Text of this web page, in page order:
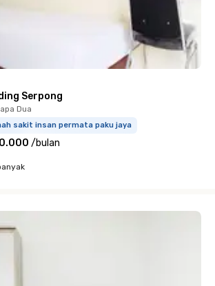
Serpong
Dua
sakit insan permata paku jaya
/bulan